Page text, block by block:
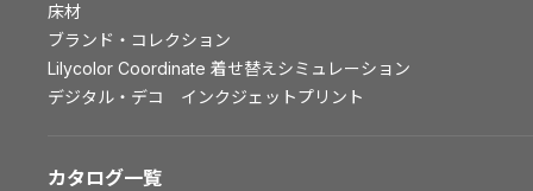
動画一覧
お手入れ便利帳
お役立ち資料
お問い合わせ（一般のお客様）
床材
ブランド・コレクション
Lilycolor Coordinate 着せ替えシミュレーション
デジタル・デコ インクジェットプリント
カタログ一覧